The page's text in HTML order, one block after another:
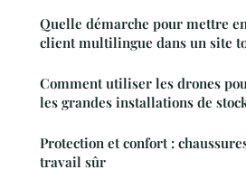
Quelle démarche pour mettre
client multilingue dans un site
Comment utiliser les drones
les grandes installations de
Protection et confort :
travail sûr